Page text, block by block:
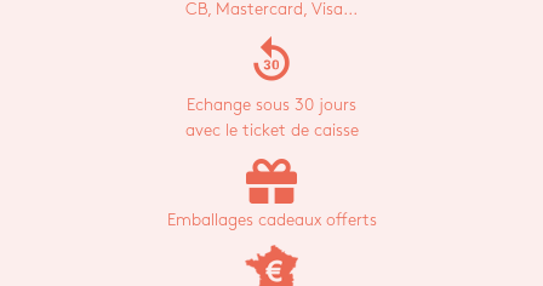
CB, Mastercard, Visa...
replay_30
Echange sous 30 jours
avec le ticket de caisse
Emballages cadeaux offerts